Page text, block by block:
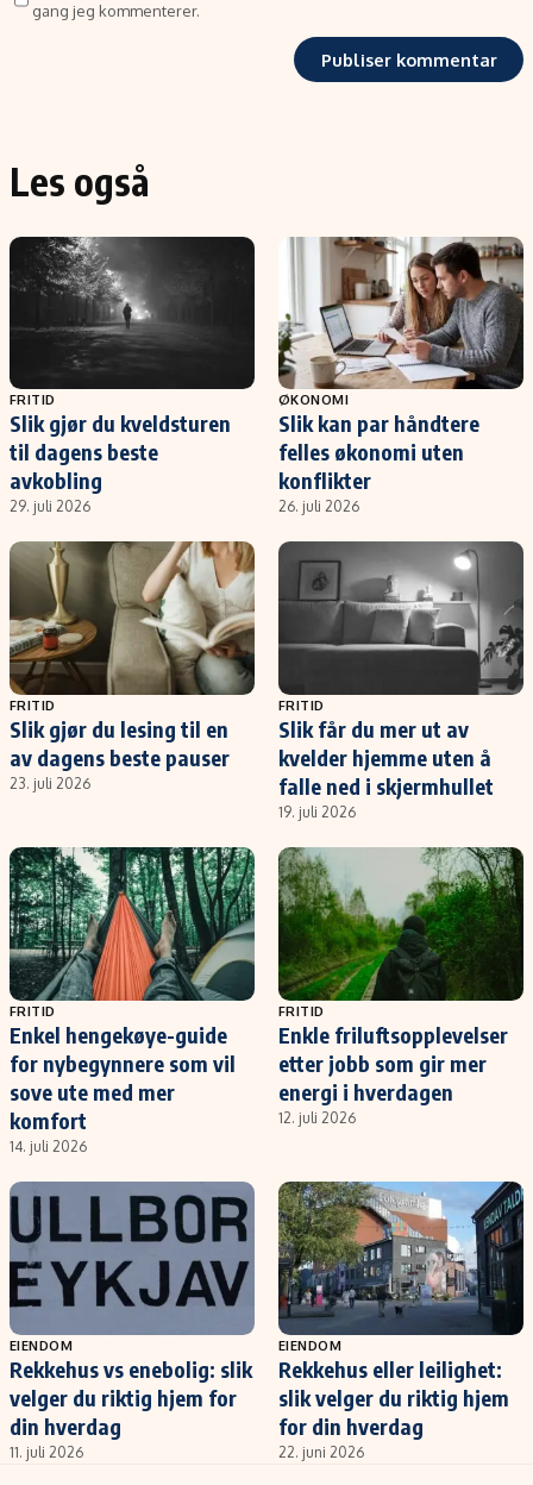
gang jeg kommenterer.
Les også
FRITID
Slik gjør du kveldsturen
til dagens beste
avkobling
29. juli 2026
ØKONOMI
Slik kan par håndtere
felles økonomi uten
konflikter
26. juli 2026
FRITID
Slik gjør du lesing til en
av dagens beste pauser
23. juli 2026
FRITID
Slik får du mer ut av
kvelder hjemme uten å
falle ned i skjermhullet
19. juli 2026
FRITID
Enkel hengekøye-guide
for nybegynnere som vil
sove ute med mer
komfort
14. juli 2026
FRITID
Enkle friluftsopplevelser
etter jobb som gir mer
energi i hverdagen
12. juli 2026
EIENDOM
Rekkehus vs enebolig: slik
velger du riktig hjem for
din hverdag
11. juli 2026
EIENDOM
Rekkehus eller leilighet:
slik velger du riktig hjem
for din hverdag
22. juni 2026